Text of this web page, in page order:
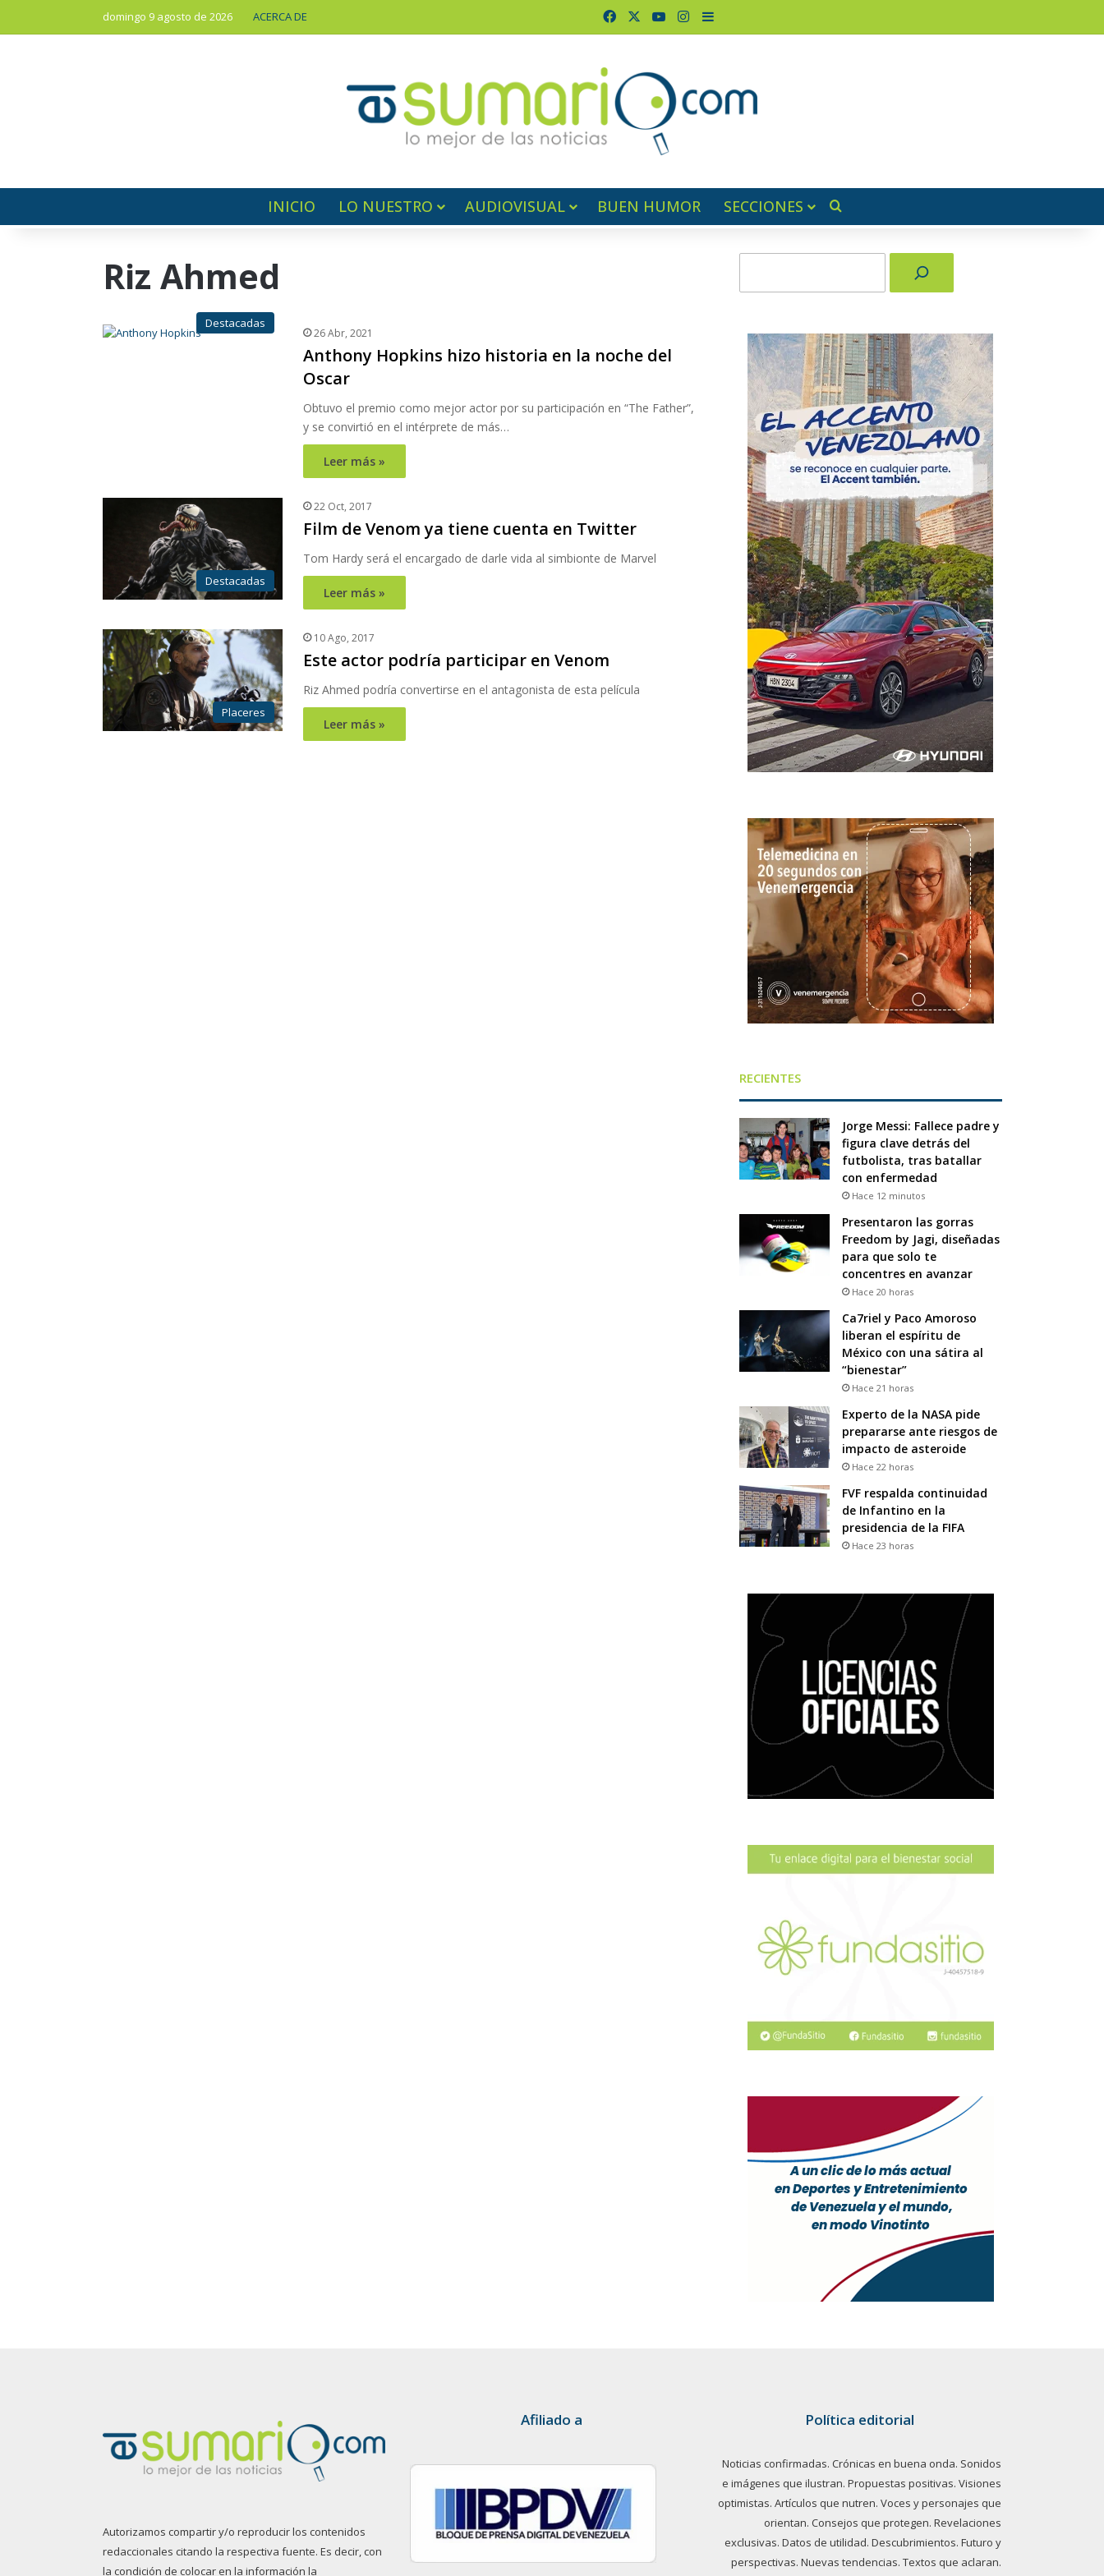
domingo 9 agosto de 2026 ACERCA DE FacebookYouTubeInstagram
Barra lateral
INICIO LO NUESTRO AUDIOVISUAL BUEN HUMOR SECCIONES
Riz Ahmed
Destacadas
26 Abr, 2021
Anthony Hopkins hizo historia en la noche del
Oscar
Obtuvo el premio como mejor actor por su participación en “The Father”,
y se convirtió en el intérprete de más…
Leer más »
Destacadas
22 Oct, 2017
Film de Venom ya tiene cuenta en Twitter
Tom Hardy será el encargado de darle vida al simbionte de Marvel
Leer más »
Placeres
10 Ago, 2017
Este actor podría participar en Venom
Riz Ahmed podría convertirse en el antagonista de esta película
Leer más »
RECIENTES
Jorge Messi: Fallece padre y
figura clave detrás del
futbolista, tras batallar
con enfermedad
Hace 12 minutos
Presentaron las gorras
Freedom by Jagi, diseñadas
para que solo te
concentres en avanzar
Hace 20 horas
Ca7riel y Paco Amoroso
liberan el espíritu de
México con una sátira al
“bienestar”
Hace 21 horas
Experto de la NASA pide
prepararse ante riesgos de
impacto de asteroide
Hace 22 horas
FVF respalda continuidad
de Infantino en la
presidencia de la FIFA
Hace 23 horas
Autorizamos compartir y/o reproducir los contenidos
redaccionales citando la respectiva fuente. Es decir, con
la condición de colocar en la información la
Afiliado a Política editorial
Noticias confirmadas. Crónicas en buena onda. Sonidos
e imágenes que ilustran. Propuestas positivas. Visiones
optimistas. Artículos que nutren. Voces y personajes que
orientan. Consejos que protegen. Revelaciones
exclusivas. Datos de utilidad. Descubrimientos. Futuro y
perspectivas. Nuevas tendencias. Textos que aclaran.